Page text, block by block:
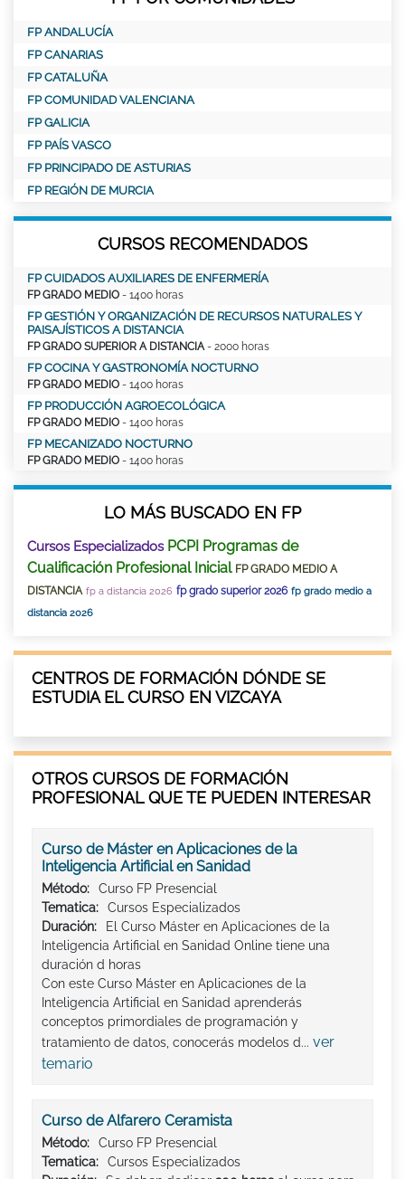
FP ANDALUCÍA
FP CANARIAS
FP CATALUÑA
FP COMUNIDAD VALENCIANA
FP GALICIA
FP PAÍS VASCO
FP PRINCIPADO DE ASTURIAS
FP REGIÓN DE MURCIA
CURSOS RECOMENDADOS
FP CUIDADOS AUXILIARES DE ENFERMERÍA
FP GRADO MEDIO - 1400 horas
FP GESTIÓN Y ORGANIZACIÓN DE RECURSOS NATURALES Y
PAISAJÍSTICOS A DISTANCIA
FP GRADO SUPERIOR A DISTANCIA - 2000 horas
FP COCINA Y GASTRONOMÍA NOCTURNO
FP GRADO MEDIO - 1400 horas
FP PRODUCCIÓN AGROECOLÓGICA
FP GRADO MEDIO - 1400 horas
FP MECANIZADO NOCTURNO
FP GRADO MEDIO - 1400 horas
LO MÁS BUSCADO EN FP
Cursos Especializados PCPI Programas de
Cualificación Profesional Inicial FP GRADO MEDIO A
DISTANCIA fp a distancia 2026 fp grado superior 2026 fp grado medio a
distancia 2026
CENTROS DE FORMACIÓN DÓNDE SE
ESTUDIA EL CURSO EN VIZCAYA
OTROS CURSOS DE FORMACIÓN
PROFESIONAL QUE TE PUEDEN INTERESAR
Curso de Máster en Aplicaciones de la
Inteligencia Artificial en Sanidad
Método:
Curso FP Presencial
Tematica:
Cursos Especializados
Duración:
El Curso Máster en Aplicaciones de la
Inteligencia Artificial en Sanidad Online tiene una
duración d horas
Con este Curso Máster en Aplicaciones de la
Inteligencia Artificial en Sanidad aprenderás
conceptos primordiales de programación y
tratamiento de datos, conocerás modelos d... ver
temario
Curso de Alfarero Ceramista
Método:
Curso FP Presencial
Tematica:
Cursos Especializados